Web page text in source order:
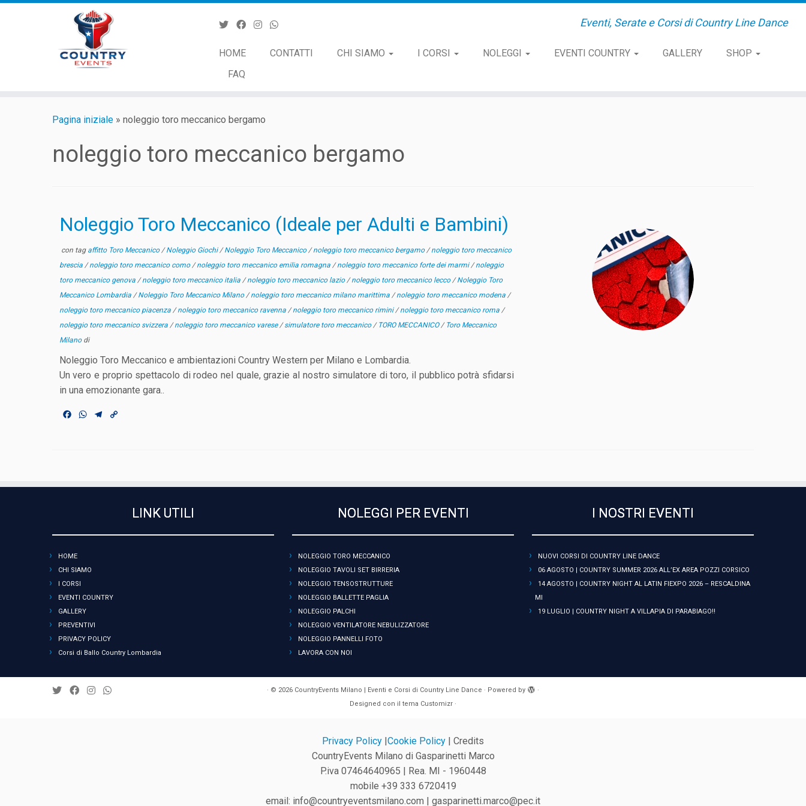
Eventi, Serate e Corsi di Country Line Dance
HOME CONTATTI CHI SIAMO I CORSI NOLEGGI EVENTI COUNTRY GALLERY
SHOP
FAQ
Pagina iniziale » noleggio toro meccanico bergamo
noleggio toro meccanico bergamo
Noleggio Toro Meccanico (Ideale per Adulti e Bambini)
con tag affitto Toro Meccanico/Noleggio Giochi/Noleggio Toro Meccanico/noleggio toro meccanico bergamo/noleggio toro meccanico
brescia /noleggio toro meccanico como/noleggio toro meccanico emilia romagna /noleggio toro meccanico forte dei marmi/noleggio
toro meccanico genova /noleggio toro meccanico italia /noleggio toro meccanico lazio/noleggio toro meccanico lecco/Noleggio Toro
Meccanico Lombardia /Noleggio Toro Meccanico Milano/noleggio toro meccanico milano marittima /noleggio toro meccanico modena /
noleggio toro meccanico piacenza /noleggio toro meccanico ravenna /noleggio toro meccanico rimini/noleggio toro meccanico roma /
noleggio toro meccanico svizzera /noleggio toro meccanico varese/simulatore toro meccanico/ TORO MECCANICO/ Toro Meccanico
Milano di
Noleggio Toro Meccanico e ambientazioni Country Western per Milano e Lombardia.
Un vero e proprio spettacolo di rodeo nel quale, grazie al nostro simulatore di toro, il pubblico potrà sfidarsi
in una emozionante gara..
k
W
p
m
k
LINK UTILI
HOME
CHI SIAMO
I CORSI
EVENTI COUNTRY
GALLERY
PREVENTIVI
PRIVACY POLICY
Corsi di Ballo Country Lombardia
NOLEGGI PER EVENTI
NOLEGGIO TORO MECCANICO
NOLEGGIO TAVOLI SET BIRRERIA
NOLEGGIO TENSOSTRUTTURE
NOLEGGIO BALLETTE PAGLIA
NOLEGGIO PALCHI
NOLEGGIO VENTILATORE NEBULIZZATORE
NOLEGGIO PANNELLI FOTO
LAVORA CON NOI
I NOSTRI EVENTI
NUOVI CORSI DI COUNTRY LINE DANCE
06 AGOSTO | COUNTRY SUMMER 2026 ALL’EX AREA POZZI CORSICO
14 AGOSTO | COUNTRY NIGHT AL LATIN FIEXPO 2026 – RESCALDINA
MI
19 LUGLIO | COUNTRY NIGHT A VILLAPIA DI PARABIAGO!!
· © 2026 CountryEvents Milano | Eventi e Corsi di Country Line Dance · Powered by
·
Designed con il tema Customizr ·
Privacy Policy |Cookie Policy | Credits
CountryEvents Milano di Gasparinetti Marco
P.iva 07464640965 | Rea. MI - 1960448
mobile +39 333 6720419
email: info@countryeventsmilano.com | gasparinetti.marco@pec.it